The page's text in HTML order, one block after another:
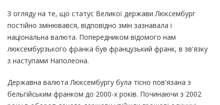
З огляду на те, що статус Великої держави Люксембург
постійно змінювався, відповідно змін зазнавала і
національна валюта. Попередником відомого нам
люксембурзького франка був французький франк, в зв'язку
з наступами Наполеона.
Державна валюта Люксембургу була тісно пов'язана з
бельгійським франком до 2000-х років. Починаючи з 2002